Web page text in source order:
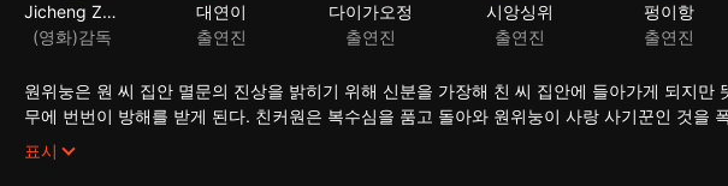
Jicheng Zou
(영화)감독
대연이
출연진
다이가오정
출연진
시앙싱위
출연진
펑이항
출연진
원위눙은 원 씨 집안 멸문의 진상을 밝히기 위해 신분을 가장해 친 씨 집안에 들아가게 되지만
무에 번번이 방해를 받게 된다. 친커원은 복수심을 품고 돌아와 원위눙이 사랑 사기꾼인 것을
속 주위를 맴도는 동안 정이 더욱 깊어진다.
표시